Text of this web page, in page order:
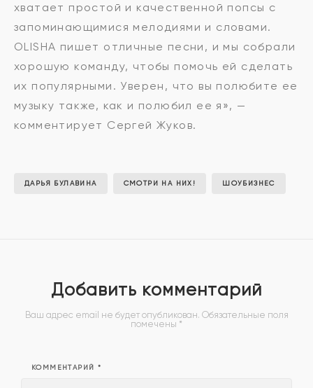
хватает простой и качественной попсы с
запоминающимися мелодиями и словами.
OLISHA пишет отличные песни, и мы собрали
хорошую команду, чтобы помочь ей сделать
их популярными. Уверен, что вы полюбите ее
музыку также, как и полюбил ее я», —
комментирует Сергей Жуков.
ДАРЬЯ БУЛАВИНА СМОТРИ НА НИХ! ШОУБИЗНЕС
Добавить комментарий
Ваш адрес email не будет опубликован. Обязательные поля
помечены *
КОММЕНТАРИЙ *